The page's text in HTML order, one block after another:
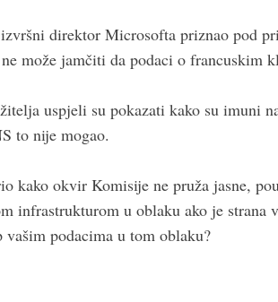
direktor Microsofta priznao pod
može jamčiti da podaci o francuskim
uspjeli su pokazati kako su imuni
to nije mogao.
kako okvir Komisije ne pruža jasne,
infrastrukturom u oblaku ako je
podacima u tom oblaku?